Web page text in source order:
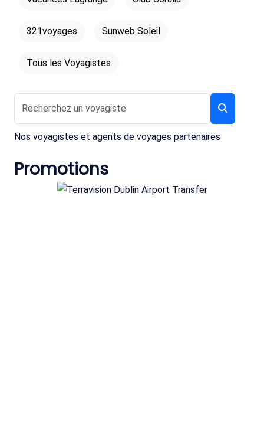
321voyages Sunweb Soleil
Tous les Voyagistes
Nos voyagistes et agents de voyages partenaires
Promotions